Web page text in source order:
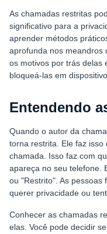
As chamadas restritas
significativo para a
aprender métodos
aprofunda nos meandros
os motivos por trás delas
bloqueá-las em
Entendendo
Quando o autor da
torna restrita. Ele faz isso
chamada. Isso faz com
apareça no seu telefone.
ou "Restrito". As pessoas
querer privacidade ou
Conhecer as chamadas
elas. Você pode decidir
Registro Nacional de
Conclusão
PERGUNTAS